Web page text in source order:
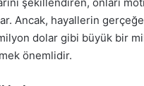
Ancak, hayallerin
dolar gibi büyük bir
önemlidir.